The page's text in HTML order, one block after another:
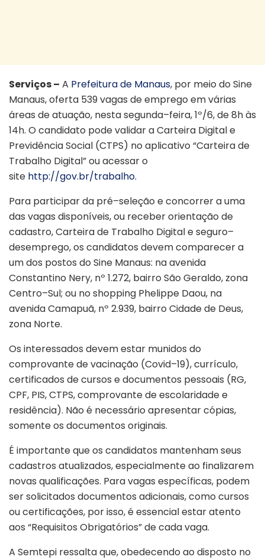
Serviços – A Prefeitura de Manaus, por meio do Sine
Manaus, oferta 539 vagas de emprego em várias
áreas de atuação, nesta segunda–feira, 1º/6, de 8h às
14h. O candidato pode validar a Carteira Digital e
Previdência Social (CTPS) no aplicativo “Carteira de
Trabalho Digital” ou acessar o
site http://gov.br/trabalho.
Para participar da pré–seleção e concorrer a uma
das vagas disponíveis, ou receber orientação de
cadastro, Carteira de Trabalho Digital e seguro–
desemprego, os candidatos devem comparecer a
um dos postos do Sine Manaus: na avenida
Constantino Nery, nº 1.272, bairro São Geraldo, zona
Centro–Sul; ou no shopping Phelippe Daou, na
avenida Camapuã, nº 2.939, bairro Cidade de Deus,
zona Norte.
Os interessados devem estar munidos do
comprovante de vacinação (Covid–19), currículo,
certificados de cursos e documentos pessoais (RG,
CPF, PIS, CTPS, comprovante de escolaridade e
residência). Não é necessário apresentar cópias,
somente os documentos originais.
É importante que os candidatos mantenham seus
cadastros atualizados, especialmente ao finalizarem
novas qualificações. Para vagas específicas, podem
ser solicitados documentos adicionais, como cursos
ou certificações, por isso, é essencial estar atento
aos “Requisitos Obrigatórios” de cada vaga.
A Semtepi ressalta que, obedecendo ao disposto no